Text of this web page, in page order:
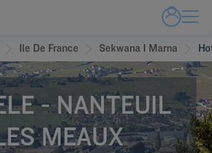
Ile De France Sekwana I Marna
- NANTEUIL
MEAUX